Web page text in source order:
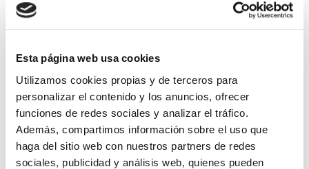
Esta página web usa cookies
Utilizamos cookies propias y de terceros para
personalizar el contenido y los anuncios, ofrecer
funciones de redes sociales y analizar el tráfico.
Además, compartimos información sobre el uso que
haga del sitio web con nuestros partners de redes
sociales, publicidad y análisis web, quienes pueden
Lin e acepto a
LA ALIANZA MÉDICA POR LA SALUD PLANETARIA SE ADHIERE
AL PACTO DE ESTADO FRENTE A LA EMERGENCIA CLIMÁTICA
03/08/2026
PREMIOS DE LA REAL ACADEMIA DE MEDICINA DE GALICIA
2026
31/07/2026